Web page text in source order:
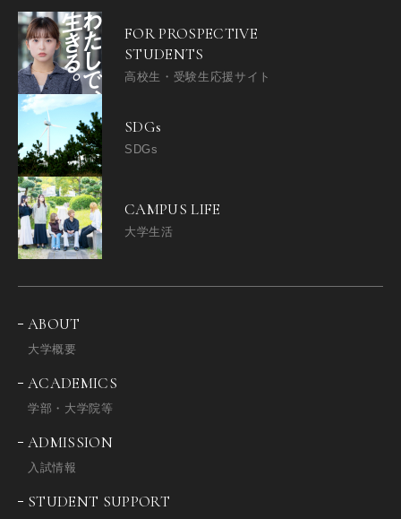
FOR PROSPECTIVE
STUDENTS
高校生・受験生応援サイト
SDGs
SDGs
CAMPUS LIFE
大学生活
ABOUT
大学概要
ACADEMICS
学部・大学院等
ADMISSION
入試情報
STUDENT SUPPORT